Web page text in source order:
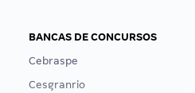
BANCAS DE CONCURSOS
Cebraspe
Cesgranrio